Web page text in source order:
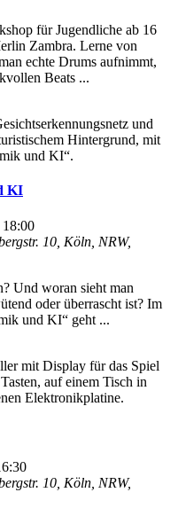
für Jugendliche ab 16
Zambra. Lerne von
echte Drums aufnimmt,
Beats ...
KI
10, Köln, NRW,
Und woran sieht man
oder überrascht ist? Im
und KI“ geht ...
10, Köln, NRW,